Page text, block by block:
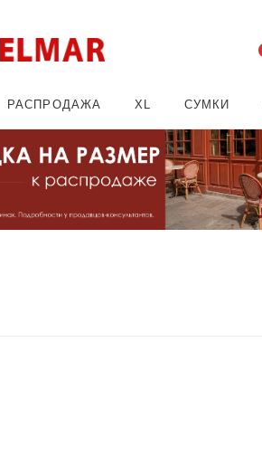
РАСПРОДАЖА XL СУМКИ